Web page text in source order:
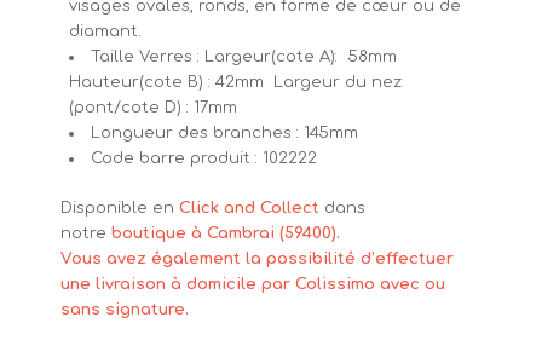
visages ovales, ronds, en forme de cœur ou de
diamant.
Taille Verres : Largeur(cote A): 58mm
Hauteur(cote B) : 42mm Largeur du nez
(pont/cote D) : 17mm
Longueur des branches : 145mm
Code barre produit : 102222
Disponible en Click and Collect dans
notre boutique à Cambrai (59400).
Vous avez également la possibilité d’effectuer
une livraison à domicile par Colissimo avec ou
sans signature.